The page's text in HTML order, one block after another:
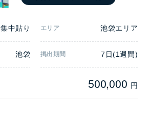
集中貼り エリア 池袋エリア
池袋 掲出期間 7日(1週間)
500,000 円